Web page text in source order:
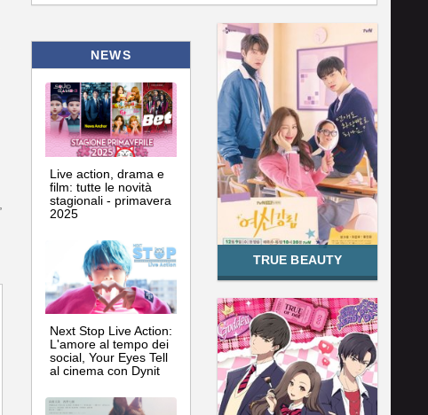
NEWS
Live action, drama e
film: tutte le novità
stagionali - primavera
2025
Next Stop Live Action:
L'amore al tempo dei
social, Your Eyes Tell
al cinema con Dynit
TRUE BEAUTY